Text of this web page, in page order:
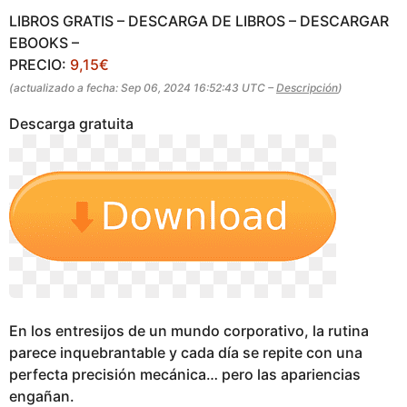
a
g
o
LIBROS GRATIS – DESCARGA DE LIBROS – DESCARGAR
EBOOKS –
PRECIO: 9,15€
(actualizado a fecha: Sep 06, 2024 16:52:43 UTC – Descripción)
Descarga gratuita
En los entresijos de un mundo corporativo, la rutina
parece inquebrantable y cada día se repite con una
perfecta precisión mecánica… pero las apariencias
engañan.